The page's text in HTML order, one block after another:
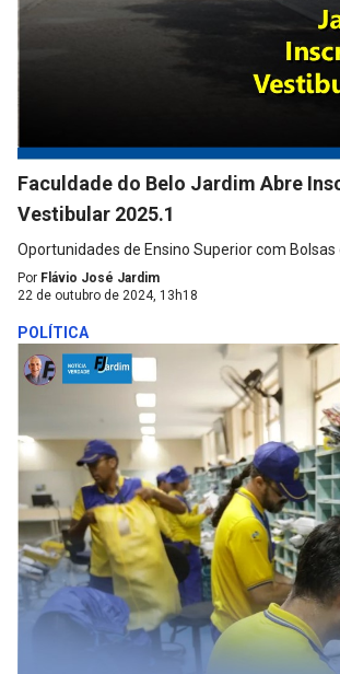
Faculdade do Belo Jardim Abre
Vestibular 2025.1
Oportunidades de Ensino Superior com Bolsas
Por Flávio José Jardim
22 de outubro de 2024, 13h18
POLÍTICA